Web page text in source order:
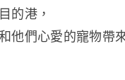
的港，
他們心愛的寵物帶